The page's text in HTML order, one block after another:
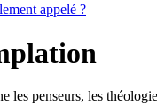
appelé ?
les penseurs, les